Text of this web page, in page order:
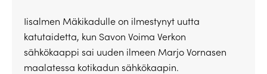
Iisalmen Mäkikadulle on ilmestynyt uutta
katutaidetta, kun Savon Voima Verkon
sähkökaappi sai uuden ilmeen Marjo Vornasen
maalatessa kotikadun sähkökaapin.